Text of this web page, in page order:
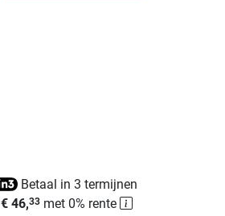
Betaal in 3 termijnen
€ 46,33met 0% rente